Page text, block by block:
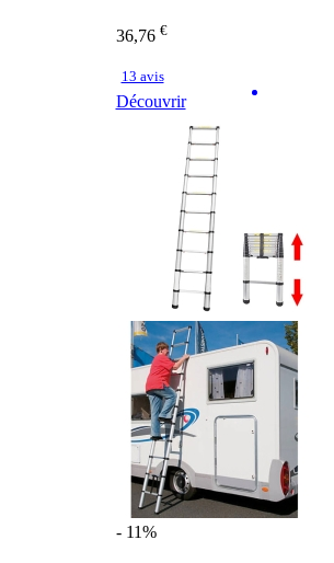
36,76 €
13 avis
Découvrir
- 11%